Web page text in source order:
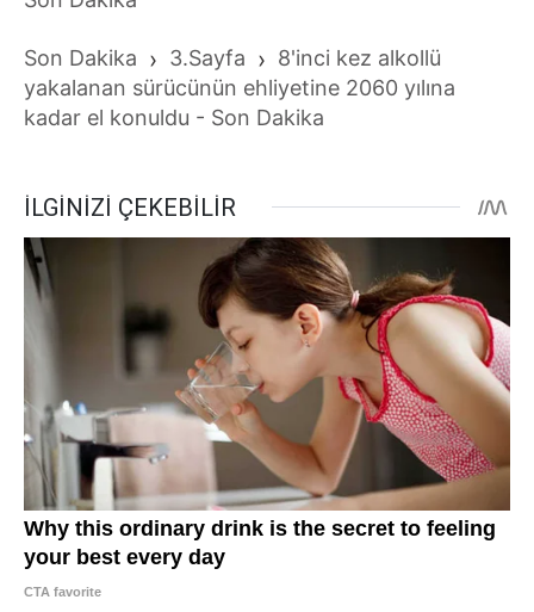
Son Dakika › 3.Sayfa › 8'inci kez alkollü
yakalanan sürücünün ehliyetine 2060 yılına
kadar el konuldu - Son Dakika